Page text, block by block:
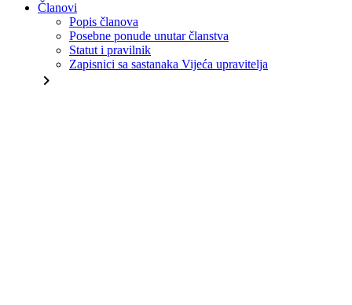
Članovi
Popis članova
Posebne ponude unutar članstva
Statut i pravilnik
Zapisnici sa sastanaka Vijeća upravitelja
chevron_right